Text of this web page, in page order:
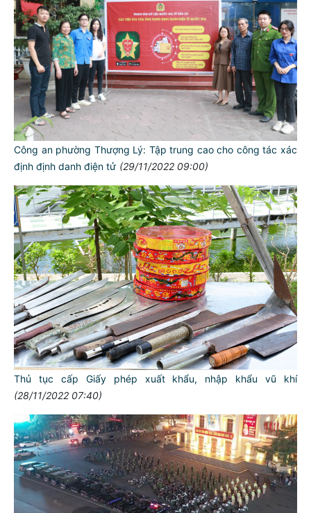
Công an phường Thượng Lý: Tập trung cao cho công tác xác
định định danh điện tử (29/11/2022 09:00)
Thủ tục cấp Giấy phép xuất khẩu, nhập khẩu vũ khí
(28/11/2022 07:40)